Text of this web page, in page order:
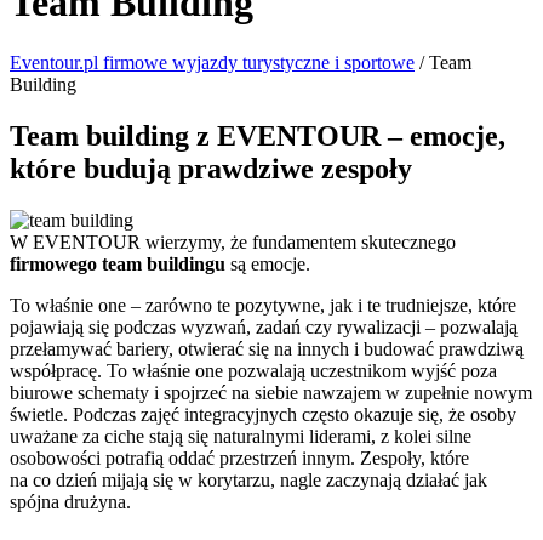
Eventour.pl firmowe wyjazdy turystyczne i sportowe /Team
Building
Team building z EVENTOUR – emocje,
które budują prawdziwe zespoły
W EVENTOUR wierzymy, że fundamentem skutecznego
firmowego team buildingu są emocje.
To właśnie one – zarówno te pozytywne, jak i te trudniejsze, które
pojawiają się podczas wyzwań, zadań czy rywalizacji – pozwalają
przełamywać bariery, otwierać się na innych i budować prawdziwą
współpracę. To właśnie one pozwalają uczestnikom wyjść poza
biurowe schematy i spojrzeć na siebie nawzajem w zupełnie nowym
świetle. Podczas zajęć integracyjnych często okazuje się, że osoby
uważane za ciche stają się naturalnymi liderami, z kolei silne
osobowości potrafią oddać przestrzeń innym. Zespoły, które
na co dzień mijają się w korytarzu, nagle zaczynają działać jak
spójna drużyna.